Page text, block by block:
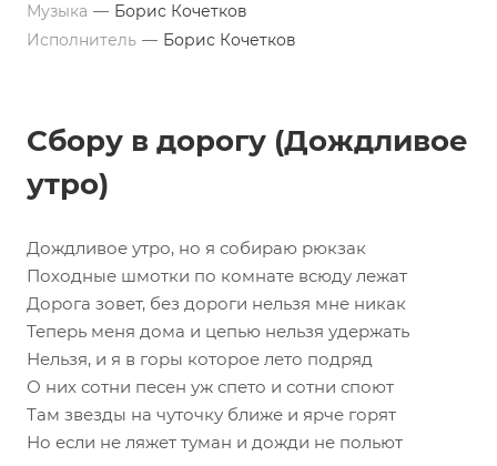
Музыка — Борис Кочетков
Исполнитель — Борис Кочетков
Сбору в дорогу (Дождливое
утро)
Дождливое утро, но я собираю рюкзак
Походные шмотки по комнате всюду лежат
Дорога зовет, без дороги нельзя мне никак
Теперь меня дома и цепью нельзя удержать
Нельзя, и я в горы которое лето подряд
О них сотни песен уж спето и сотни споют
Там звезды на чуточку ближе и ярче горят
Но если не ляжет туман и дожди не польют